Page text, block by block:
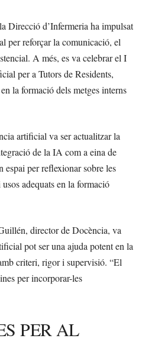
Direcció d’Infermeria ha impulsat
per reforçar la comunicació, el
A més, es va celebrar el I
per a Tutors de Residents,
la formació dels metges interns
artificial va ser actualitzar la
de la IA com a eina de
espai per reflexionar sobre les
adequats en la formació
director de Docència, va
pot ser una ajuda potent en la
criteri, rigor i supervisió. “El
per incorporar-les
PER AL